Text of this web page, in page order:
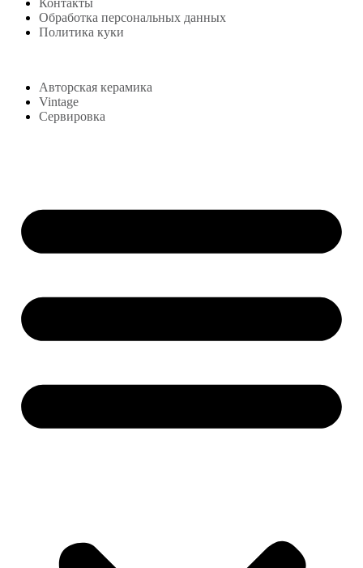
Контакты
Обработка персональных данных
Политика куки
Авторская керамика
Vintage
Сервировка